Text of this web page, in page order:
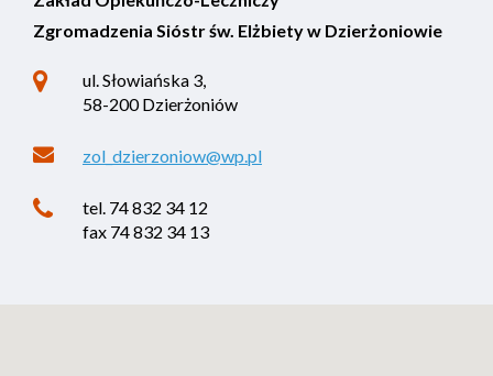
Zgromadzenia Sióstr św. Elżbiety w Dzierżoniowie
ul. Słowiańska 3,
58-200 Dzierżoniów
zol_dzierzoniow@wp.pl
tel. 74 832 34 12
fax 74 832 34 13